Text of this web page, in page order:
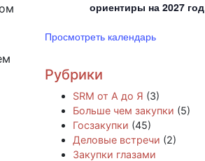
ориентиры на 2027 год
Просмотреть календарь
Рубрики
SRM от А до Я (3)
Больше чем закупки (5)
Госзакупки (45)
Деловые встречи (2)
Закупки глазами